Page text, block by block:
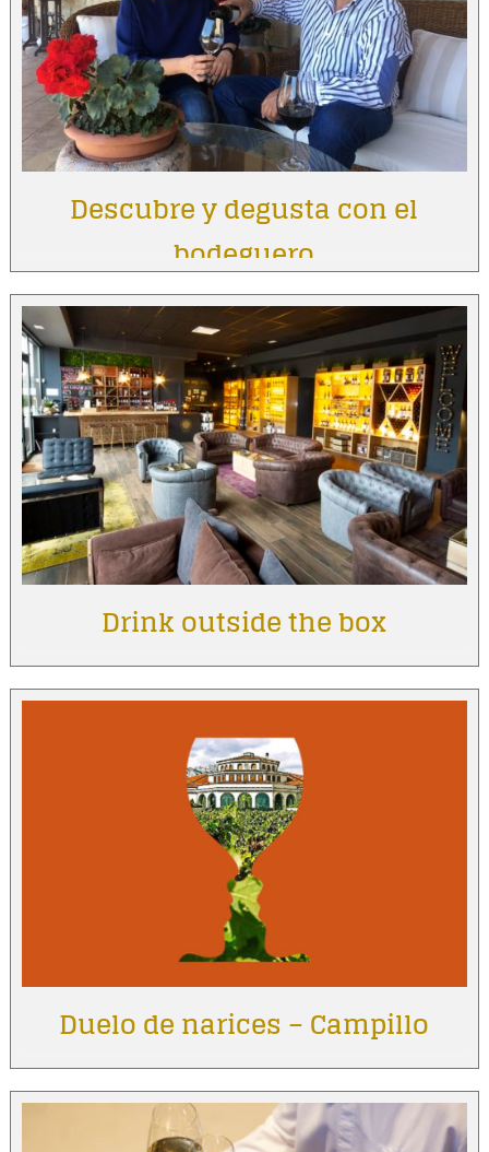
Descubre y degusta con el
bodeguero
Drink outside the box
Duelo de narices – Campillo